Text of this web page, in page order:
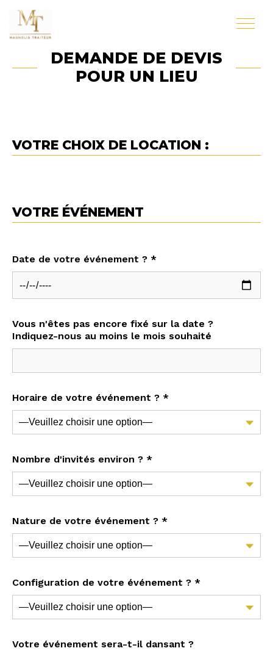
DEMANDE DE DEVIS
POUR UN LIEU
VOTRE CHOIX DE LOCATION :
VOTRE ÉVÉNEMENT
Date de votre événement ? *
Vous n'êtes pas encore fixé sur la date ?
Indiquez-nous au moins le mois souhaité
Horaire de votre événement ? *
Nombre d'invités environ ? *
Nature de votre événement ? *
Configuration de votre événement ? *
Votre événement sera-t-il dansant ?